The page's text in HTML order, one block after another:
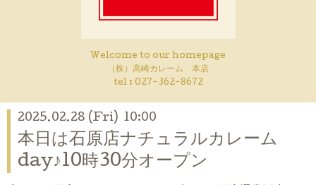
Welcome to our homepage
（株）高崎カレーム 本店
tel : 027-362-8672
2025.02.28 (Fri) 10:00
本日は石原店ナチュラルカレーム
day♪10時30分オープン